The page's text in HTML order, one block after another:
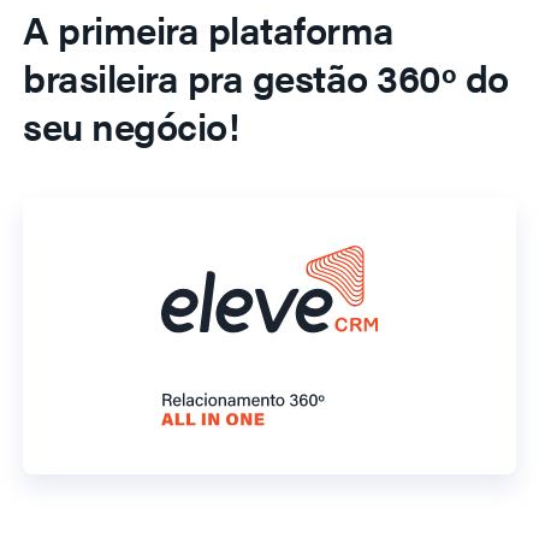
A primeira plataforma
brasileira pra gestão 360º do
seu negócio!